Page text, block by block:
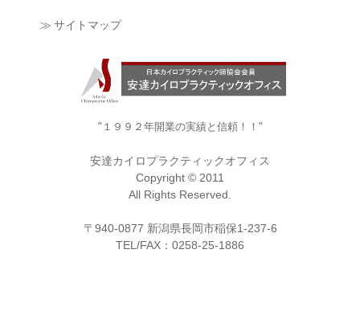
≫ サイトマップ
"１９９２年開業の実績と信頼！！"
安達カイロプラクティックオフィス
Copyright © 2011
All Rights Reserved.
〒940-0877 新潟県長岡市稲保1-237-6
TEL/FAX：0258-25-1886